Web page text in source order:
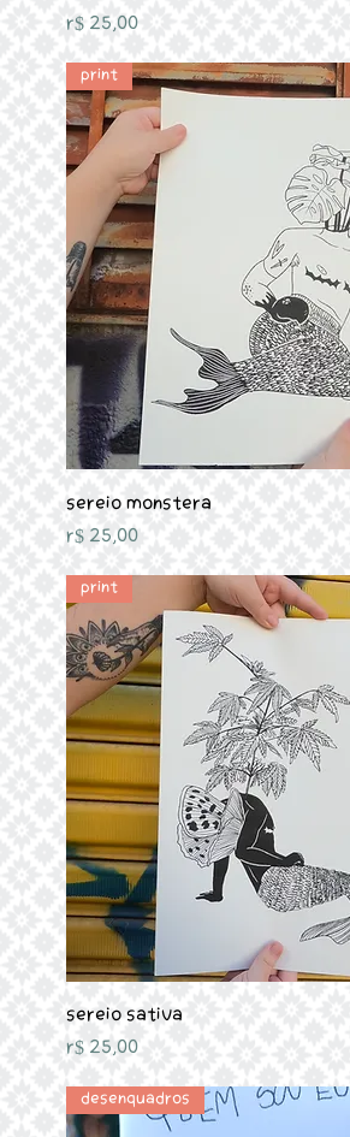
Preço
R$ 25,00
Print
Sereio Monstera
Preço
R$ 25,00
Print
Sereio Sativa
Preço
R$ 25,00
Desenquadros